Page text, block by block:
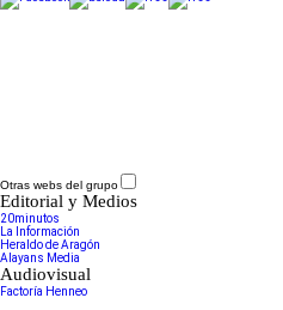
Otras webs del grupo
Editorial y Medios
20minutos
La Información
Heraldo de Aragón
Alayans Media
Audiovisual
Factoría Henneo